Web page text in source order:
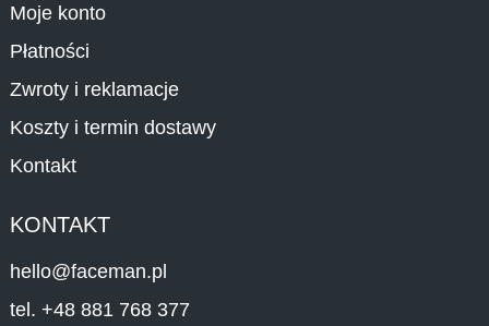
Moje konto
Płatności
Zwroty i reklamacje
Koszty i termin dostawy
Kontakt
KONTAKT
hello@faceman.pl
tel. +48 881 768 377